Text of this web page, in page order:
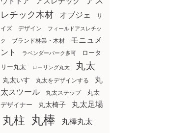
レチック木材
オブジェ
サ
イズ
デザイン フィールドアスレチッ
ク ブランド林業・木材
モニュメ
ント
ラベンダーパーク多可
ロータ
リー丸太
ローリング丸太 丸太
丸太いす 丸太をデザインする
丸
太スツール
丸太ステップ
丸太
デザイナー
丸太椅子 丸太足場
丸柱 丸棒 丸棒丸太